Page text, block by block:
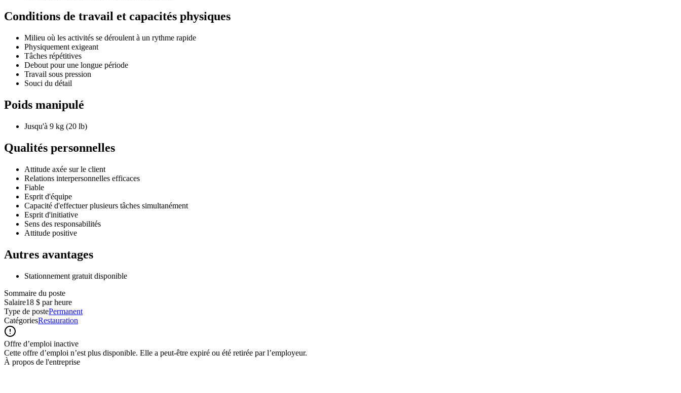
Conditions de travail et capacités physiques
Milieu où les activités se déroulent à un rythme rapide
Physiquement exigeant
Tâches répétitives
Debout pour une longue période
Travail sous pression
Souci du détail
Poids manipulé
Jusqu'à 9 kg (20 lb)
Qualités personnelles
Attitude axée sur le client
Relations interpersonnelles efficaces
Fiable
Esprit d'équipe
Capacité d'effectuer plusieurs tâches simultanément
Esprit d'initiative
Sens des responsabilités
Attitude positive
Autres avantages
Stationnement gratuit disponible
Sommaire du poste
Salaire18 $ par heure
Type de postePermanent
CatégoriesRestauration
Offre d’emploi inactive
Cette offre d’emploi n’est plus disponible. Elle a peut-être expiré ou été retirée par l’employeur.
À propos de l'entreprise